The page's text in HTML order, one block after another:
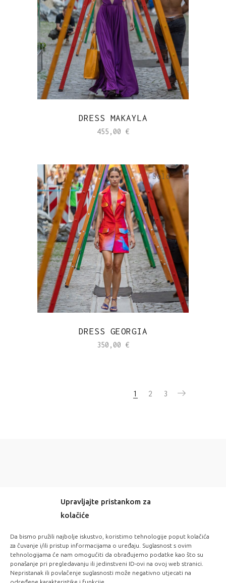
Upravljajte pristankom za
kolačiće
Da bismo pružili najbolje iskustvo, koristimo tehnologije poput kolačića
za čuvanje i/ili pristup informacijama o uređaju. Suglasnost s ovim
tehnologijama će nam omogućiti da obrađujemo podatke kao što su
ponašanje pri pregledavanju ili jedinstveni ID-ovi na ovoj web stranici.
Nepristanak ili povlačenje suglasnosti može negativno utjecati na
DRESS MAKAYLA
455,00 €
Sold
DRESS GEORGIA
350,00 €
1 2 3
FOLLOW US: